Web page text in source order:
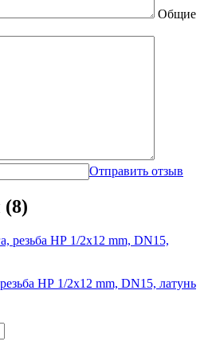
Общие
Отправить отзыв
(8)
НР 1/2x12 mm, DN15, латунь